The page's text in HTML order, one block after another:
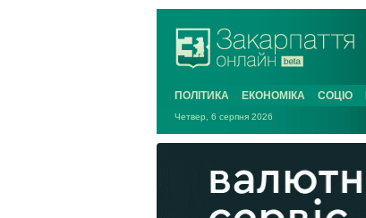
ПОЛІТИКА ЕКОНОМІКА СОЦІО
Четвер, 6 серпня 2026